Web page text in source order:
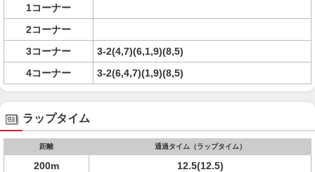
1コーナー
2コーナー
3コーナー
3-2(4,7)(6,1,9)(8,5)
4コーナー
3-2(6,4,7)(1,9)(8,5)
ラップタイム
距離 通過タイム（ラップタイム）
200m
12.5(12.5)